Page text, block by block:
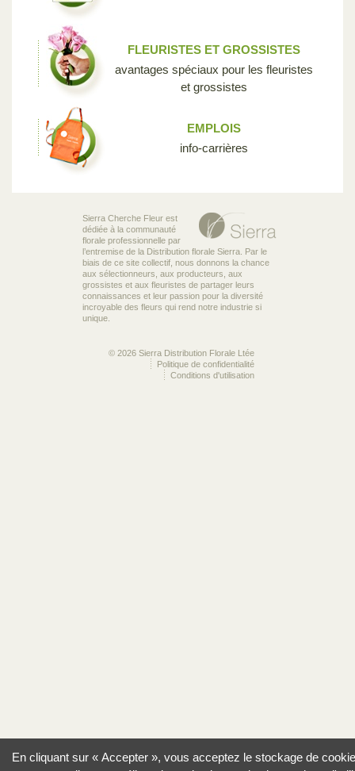
FLEURISTES ET GROSSISTES
avantages spéciaux pour les fleuristes
et grossistes
EMPLOIS
info-carrières
Sierra Cherche Fleur est
dédiée à la communauté
florale professionnelle par
l’entremise de la Distribution florale Sierra. Par le
biais de ce site collectif, nous donnons la chance
aux sélectionneurs, aux producteurs, aux
grossistes et aux fleuristes de partager leurs
connaissances et leur passion pour la diversité
incroyable des fleurs qui rend notre industrie si
unique.
© 2026 Sierra Distribution Florale Ltée
Politique de confidentialité
Conditions d'utilisation
En cliquant sur « Accepter », vous acceptez le stockage de